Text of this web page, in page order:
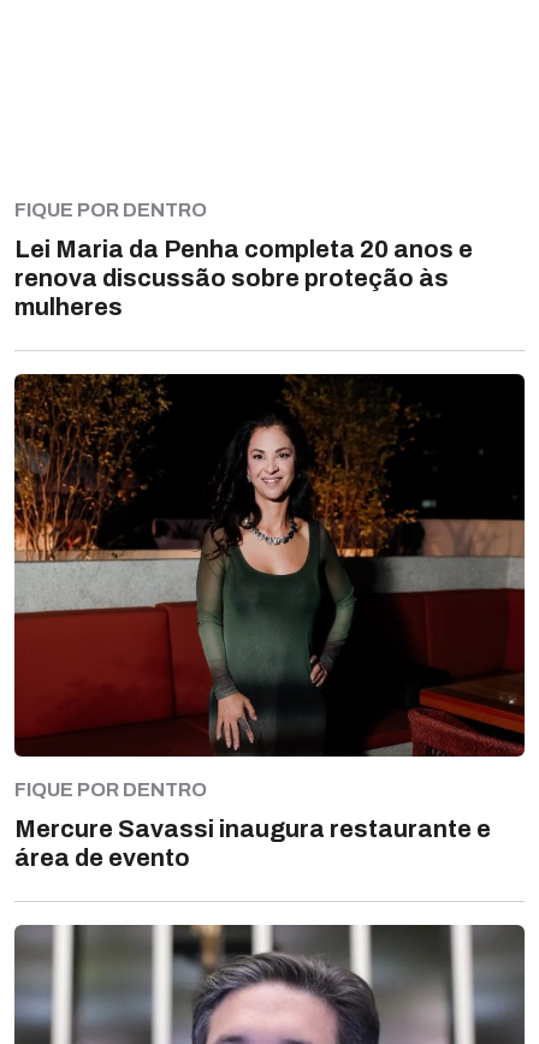
FIQUE POR DENTRO
Lei Maria da Penha completa 20 anos e
renova discussão sobre proteção às
mulheres
FIQUE POR DENTRO
Mercure Savassi inaugura restaurante e
área de evento